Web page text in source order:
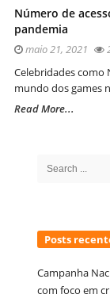
Número de
pandemia
maio 21, 2021
Celebridades como
mundo dos games
Read More...
Posts
Campanha
com foco em